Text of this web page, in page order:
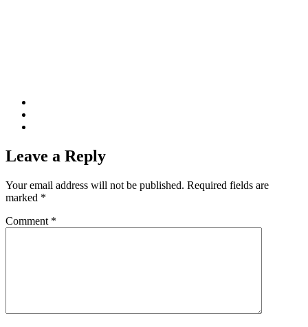
Leave a Reply
Your email address will not be published. Required fields are
marked *
Comment *